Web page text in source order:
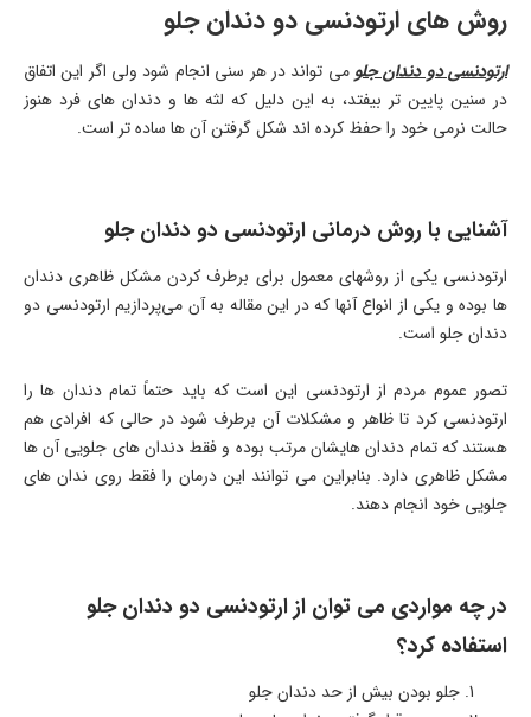
روش های ارتودنسی دو دندان جلو
ارتودنسی دو دندان جلو می تواند در هر سنی انجام شود ولی اگر این اتفاق
در سنین پایین تر بیفتد، به این دلیل که لثه ها و دندان های فرد هنوز
حالت نرمی خود را حفظ کرده اند شکل گرفتن آن ها ساده تر است.
آشنایی با روش درمانی ارتودنسی دو دندان جلو
ارتودنسی یکی از روشهای معمول برای برطرف کردن مشکل ظاهری دندان
ها بوده و یکی از انواع آنها که در این مقاله به آن می‌پردازیم ارتودنسی دو
دندان جلو است.
تصور عموم مردم از ارتودنسی این است که باید حتماً تمام دندان ها را
ارتودنسی کرد تا ظاهر و مشکلات آن برطرف شود در حالی که افرادی هم
هستند که تمام دندان هایشان مرتب بوده و فقط دندان های جلویی آن ها
مشکل ظاهری دارد. بنابراین می توانند این درمان را فقط روی ندان های
جلویی خود انجام دهند.
در چه مواردی می توان از ارتودنسی دو دندان جلو
استفاده کرد؟
جلو بودن بیش از حد دندان جلو